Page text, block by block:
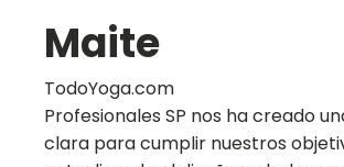
Maite
TodoYoga.com
Profesionales SP nos ha creado
clara para cumplir nuestros